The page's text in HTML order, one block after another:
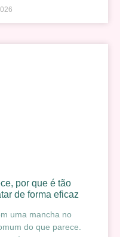
por que é tão
de forma eficaz
uma mancha no
do que parece.